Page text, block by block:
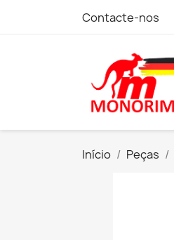
Contacte-nos
Início Peças